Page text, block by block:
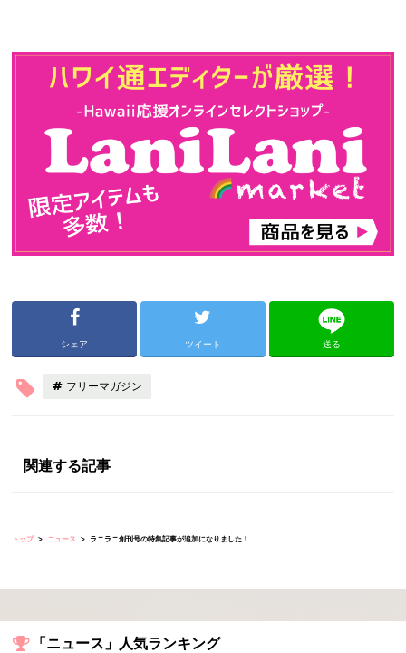
シェア ツイート 送る
フリーマガジン
関連する記事
トップ ニュース ラニラニ創刊号の特集記事が追加になりました！
「ニュース」人気ランキング